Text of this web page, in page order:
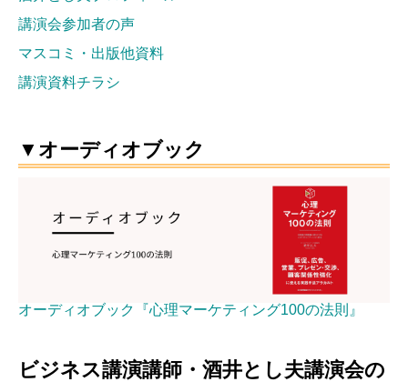
講演会参加者の声
マスコミ・出版他資料
講演資料チラシ
▼オーディオブック
オーディオブック『心理マーケティング100の法則』
ビジネス講演講師・酒井とし夫講演会の